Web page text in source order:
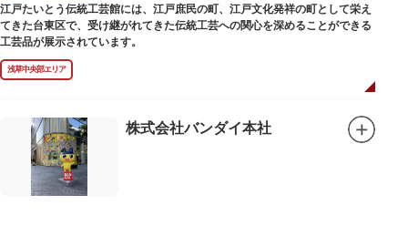
江戸たいとう伝統工芸館には、江戸庶民の町、江戸文化発祥の町として栄え
てきた台東区で、受け継がれてきた伝統工芸への関心を深めることができる
工芸品が展示されています。
浅草中央部エリア
株式会社バンダイ本社